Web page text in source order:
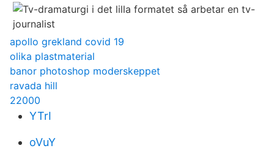
apollo grekland covid 19
olika plastmaterial
banor photoshop moderskeppet
ravada hill
22000
YTrI
oVuY